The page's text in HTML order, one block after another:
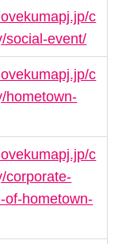
c
social-event/
c
hometown-
c
corporate-
of-hometown-